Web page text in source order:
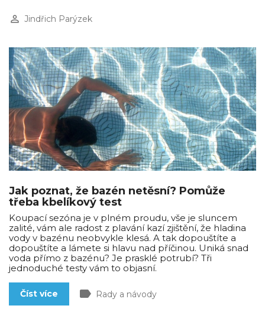
perm_identity Jindřich Parýzek
Jak poznat, že bazén netěsní? Pomůže
třeba kbelíkový test
Koupací sezóna je v plném proudu, vše je sluncem
zalité, vám ale radost z plavání kazí zjištění, že hladina
vody v bazénu neobvykle klesá. A tak dopouštíte a
dopouštíte a lámete si hlavu nad příčinou. Uniká snad
voda přímo z bazénu? Je prasklé potrubí? Tři
jednoduché testy vám to objasní.
Číst více label Rady a návody